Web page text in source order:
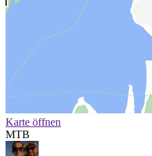
Karte öffnen
MTB